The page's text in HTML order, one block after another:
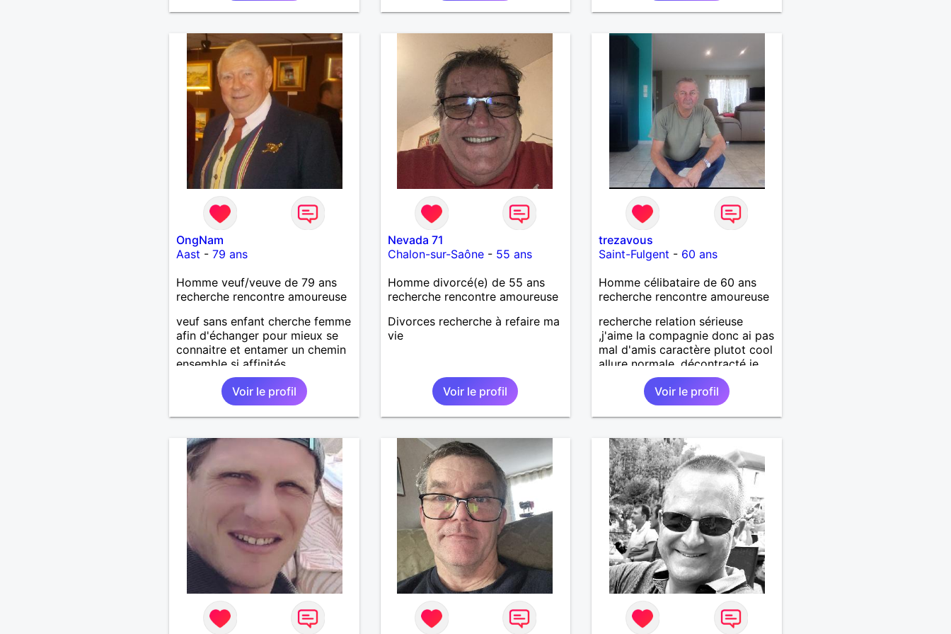
OngNam
Aast - 79 ans
Homme veuf/veuve de 79 ans
recherche rencontre amoureuse
veuf sans enfant cherche femme
afin d'échanger pour mieux se
connaitre et entamer un chemin
ensemble si affinités.
Voir le profil
Nevada 71
Chalon-sur-Saône- 55 ans
Homme divorcé(e) de 55 ans
recherche rencontre amoureuse
Divorces recherche à refaire ma
vie
Voir le profil
trezavous
Saint-Fulgent - 60 ans
Homme célibataire de 60 ans
recherche rencontre amoureuse
recherche relation sérieuse
,j'aime la compagnie donc ai pas
mal d'amis caractère plutot cool
allure normale ,décontracté je
voudrais rencontrer une
personne aimant la nature
,bricolage ,quelqu'un de simple
et naturel à vos claviers
Voir le profil